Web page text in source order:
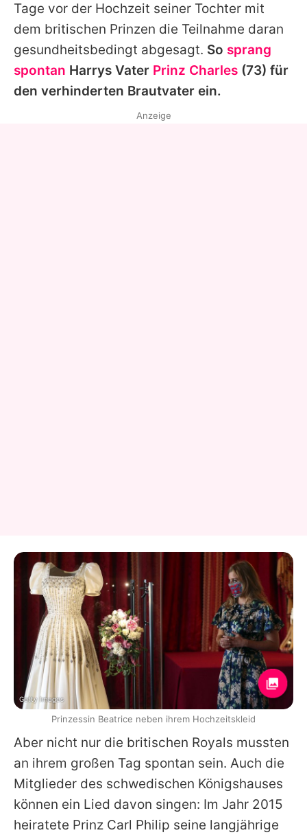
Tage vor der Hochzeit seiner Tochter mit
dem britischen Prinzen die Teilnahme daran
gesundheitsbedingt abgesagt. So sprang
spontan Harrys Vater Prinz Charles (73) für
den verhinderten Brautvater ein.
Aber nicht nur die britischen Royals mussten
an ihrem großen Tag spontan sein. Auch die
Mitglieder des schwedischen Königshauses
können ein Lied davon singen: Im Jahr 2015
heiratete Prinz Carl Philip seine langjährige
Anzeige
Getty Images
Prinzessin Beatrice neben ihrem Hochzeitskleid